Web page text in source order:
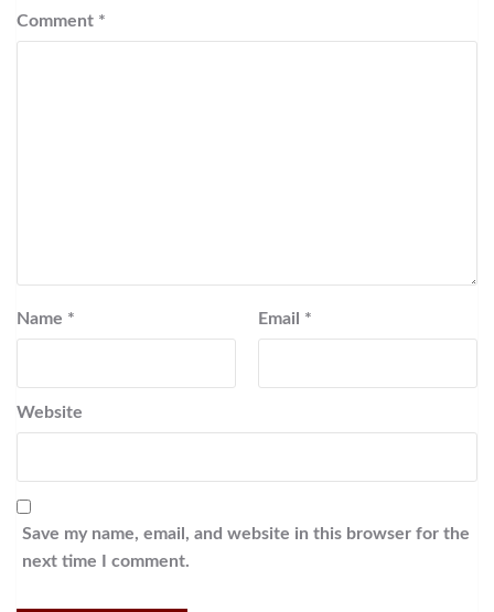
Comment *
Name * Email *
Website
Save my name, email, and website in this browser for the
next time I comment.